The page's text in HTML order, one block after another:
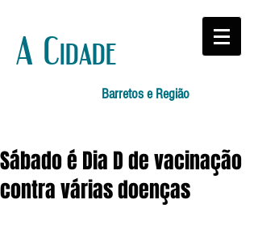
A Cidade
Barretos e Região
Sábado é Dia D de vacinação
contra várias doenças